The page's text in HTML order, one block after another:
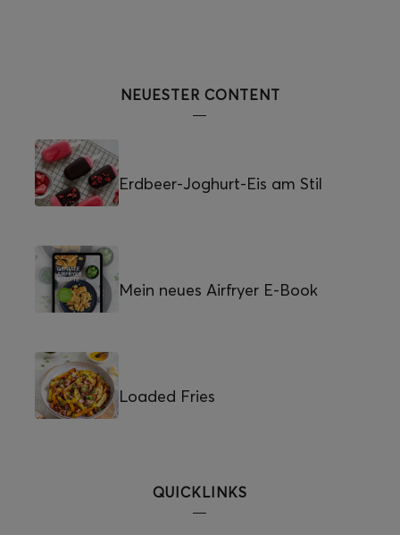
NEUESTER CONTENT
Erdbeer-Joghurt-Eis am Stil
Mein neues Airfryer E-Book
Loaded Fries
QUICKLINKS